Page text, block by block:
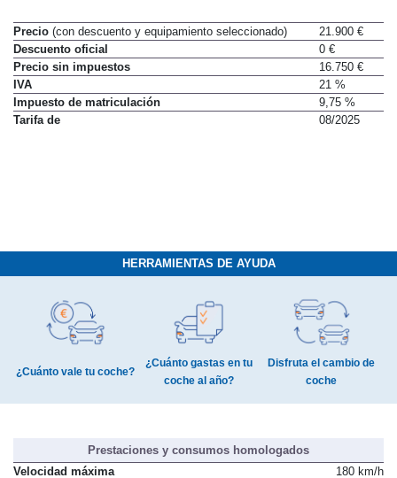
Precio(con descuento y equipamiento seleccionado)
21.900 €
Descuento oficial
0 €
Precio sin impuestos
16.750 €
IVA
21 %
Impuesto de matriculación
9,75 %
HERRAMIENTAS DE AYUDA
¿Cuánto gastas en tu
Disfruta el cambio de
Prestaciones y consumos homologados